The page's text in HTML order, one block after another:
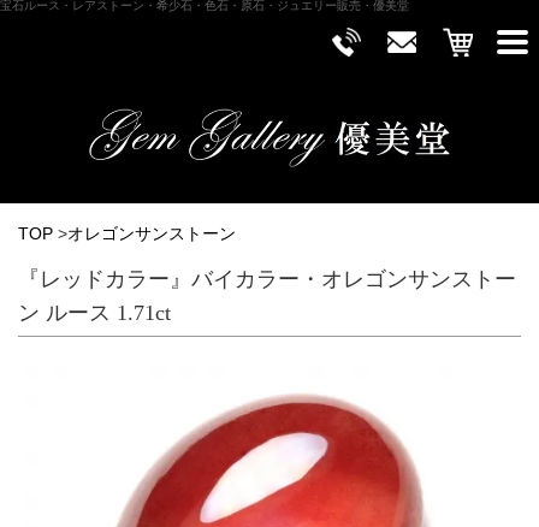
宝石ルース・レアストーン・希少石・色石・原石・ジュエリー販売・優美堂
TOP >オレゴンサンストーン
『レッドカラー』バイカラー・オレゴンサンストー
ン ルース 1.71ct